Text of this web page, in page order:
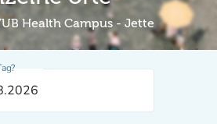
Health Campus - Jette